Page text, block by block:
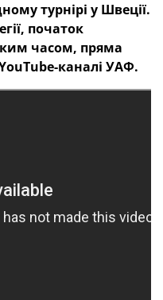
турнірі у Швеції.
початок
часом, пряма
каналі УАФ.